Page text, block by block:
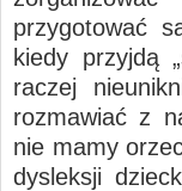
przygotować
kiedy przyjdą
raczej
rozmawiać z
nie mamy
dysleksji